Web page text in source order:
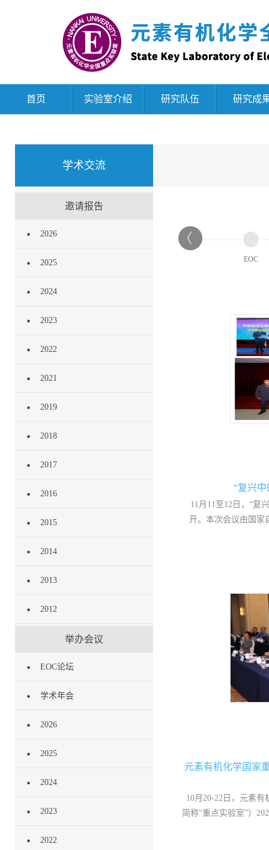
首页 实验室介绍 研究队伍 研究成
学术交流
邀请报告
2026
2025
2024
2023
2022
2021
2019
2018
2017
2016
2015
2014
2013
2012
举办会议
EOC论坛
学术年会
2026
2025
2024
2023
2022
EOC
论坛
“复兴
11月11至12日，“复
开。本次会议由国家
元素有机化学国家
10月20-22日，元素
简称“重点实验室”）